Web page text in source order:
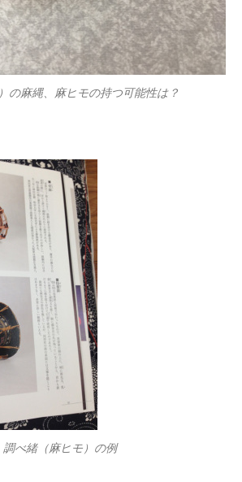
の麻縄、麻ヒモの持つ可能性は？
調べ緒（麻ヒモ）の例